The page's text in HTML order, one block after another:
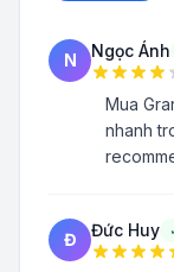
N Ngọc Ánh
Mua
nhanh
Đ Đức Huy